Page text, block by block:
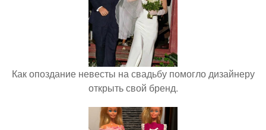
Как опоздание невесты на свадьбу помогло дизайнеру
открыть свой бренд.